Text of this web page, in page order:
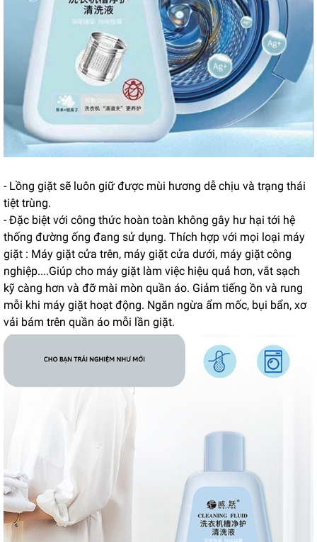
- Lồng giặt sẽ luôn giữ được mùi hương dễ chịu và trạng thái
tiệt trùng.
- Đặc biệt với công thức hoàn toàn không gây hư hại tới hệ
thống đường ống đang sử dụng. Thích hợp với mọi loại máy
giặt : Máy giặt cửa trên, máy giặt cửa dưới, máy giặt công
nghiệp....Giúp cho máy giặt làm việc hiệu quả hơn, vắt sạch
kỹ càng hơn và đỡ mài mòn quần áo. Giảm tiếng ồn và rung
mỗi khi máy giặt hoạt động. Ngăn ngừa ẩm mốc, bụi bẩn, xơ
vải bám trên quần áo mỗi lần giặt.